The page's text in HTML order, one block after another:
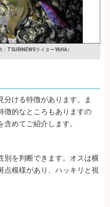
：TSURINEWSライターYAHA）
分ける特徴があります。ま
徴的なところもありますの
めてご紹介します。
別を判断できます。オスは横
点模様があり、ハッキリと視